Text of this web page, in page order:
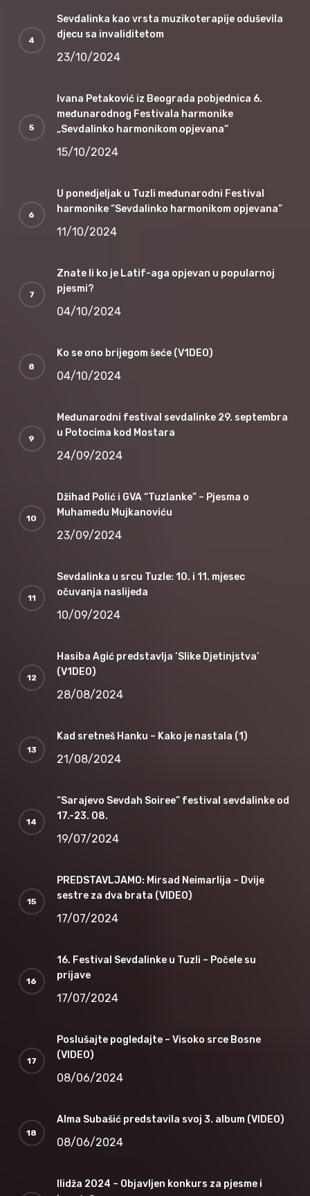
Sevdalinka kao vrsta muzikoterapije oduševila
djecu sa invaliditetom
23/10/2024
Ivana Petaković iz Beograda pobjednica 6.
međunarodnog Festivala harmonike
„Sevdalinko harmonikom opjevana“
15/10/2024
U ponedjeljak u Tuzli međunarodni Festival
harmonike “Sevdalinko harmonikom opjevana”
11/10/2024
Znate li ko je Latif-aga opjevan u popularnoj
pjesmi?
04/10/2024
Ko se ono brijegom šeće (V1DEO)
04/10/2024
Međunarodni festival sevdalinke 29. septembra
u Potocima kod Mostara
24/09/2024
Džihad Polić i GVA “Tuzlanke” – Pjesma o
Muhamedu Mujkanoviću
23/09/2024
Sevdalinka u srcu Tuzle: 10. i 11. mjesec
očuvanja naslijeđa
10/09/2024
Hasiba Agić predstavlja ‘Slike Djetinjstva’
(V1DEO)
28/08/2024
Kad sretneš Hanku – Kako je nastala (1)
21/08/2024
“Sarajevo Sevdah Soiree” festival sevdalinke od
17.-23. 08.
19/07/2024
PREDSTAVLJAMO: Mirsad Neimarlija – Dvije
sestre za dva brata (VIDEO)
17/07/2024
16. Festival Sevdalinke u Tuzli – Počele su
prijave
17/07/2024
Poslušajte pogledajte – Visoko srce Bosne
(VIDEO)
08/06/2024
Alma Subašić predstavila svoj 3. album (VIDEO)
08/06/2024
Ilidža 2024 – Objavljen konkurs za pjesme i